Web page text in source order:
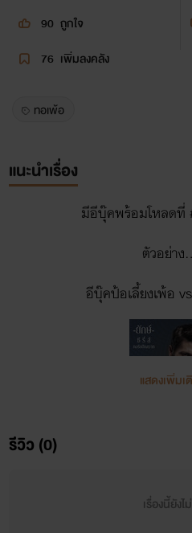
90 ถูกใจ
76 เพิ่มลงคลัง
ทอเพ้อ
แนะนำเรื่อง
มีอีบุ๊คพร้อมโหลดที่
ตัวอย่าง
อีบุ๊คป้อเลี้ยงเพ้อ
แสดงเพิ่มเ
รีวิว (0)
เรื่องนี้ยัง